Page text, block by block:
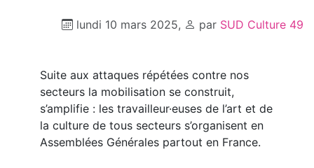
lundi 10 mars 2025, par SUD Culture 49
Suite aux attaques répétées contre nos
secteurs la mobilisation se construit,
s’amplifie : les travailleur·euses de l’art et de
la culture de tous secteurs s’organisent en
Assemblées Générales partout en France.